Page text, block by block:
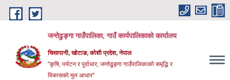
Skip to main content
जन्तेढुङ्गा गाउँपालिका, गाउँ कार्यपालिकाको कार्यालय
चिसापानी, खोटाङ, कोशी प्रदेश, नेपाल
"कृषि, पर्यटन र पुर्वाधार, जन्तेढुङ्गा गाउँपालिकाको समृद्धि र
विकासको मुल आधार"